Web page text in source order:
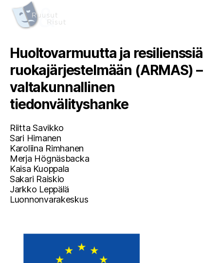
Huoltovarmuutta ja resilienssiä
ruokajärjestelmään (ARMAS) –
valtakunnallinen
tiedonvälityshanke
Riitta Savikko
Sari Himanen
Karoliina Rimhanen
Merja Högnäsbacka
Kaisa Kuoppala
Sakari Raiskio
Jarkko Leppälä
Luonnonvarakeskus